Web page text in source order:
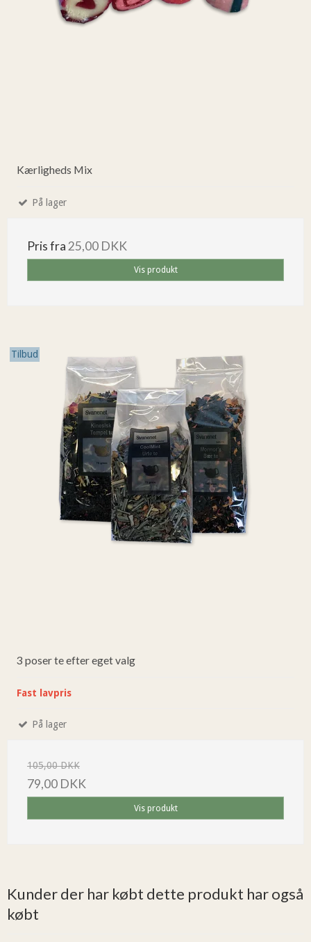
Kærligheds Mix
På lager
Pris fra 25,00 DKK
Vis produkt
Tilbud
3 poser te efter eget valg
Fast lavpris
På lager
105,00 DKK
79,00 DKK
Vis produkt
Kunder der har købt dette produkt har også
købt